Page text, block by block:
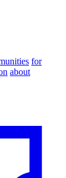
for
about